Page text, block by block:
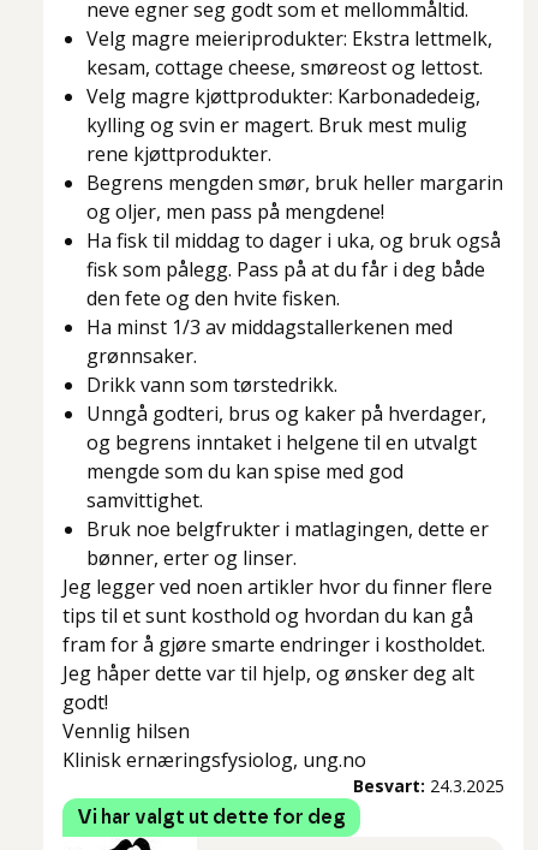
neve egner seg godt som et mellommåltid.
Velg magre meieriprodukter: Ekstra lettmelk,
kesam, cottage cheese, smøreost og lettost.
Velg magre kjøttprodukter: Karbonadedeig,
kylling og svin er magert. Bruk mest mulig
rene kjøttprodukter.
Begrens mengden smør, bruk heller margarin
og oljer, men pass på mengdene!
Ha fisk til middag to dager i uka, og bruk også
fisk som pålegg. Pass på at du får i deg både
den fete og den hvite fisken.
Ha minst 1/3 av middagstallerkenen med
grønnsaker.
Drikk vann som tørstedrikk.
Unngå godteri, brus og kaker på hverdager,
og begrens inntaket i helgene til en utvalgt
mengde som du kan spise med god
samvittighet.
Bruk noe belgfrukter i matlagingen, dette er
bønner, erter og linser.
Jeg legger ved noen artikler hvor du finner flere
tips til et sunt kosthold og hvordan du kan gå
fram for å gjøre smarte endringer i kostholdet.
Jeg håper dette var til hjelp, og ønsker deg alt
godt!
Vennlig hilsen
Klinisk ernæringsfysiolog, ung.no
Besvart: 24.3.2025
Vi har valgt ut dette for deg